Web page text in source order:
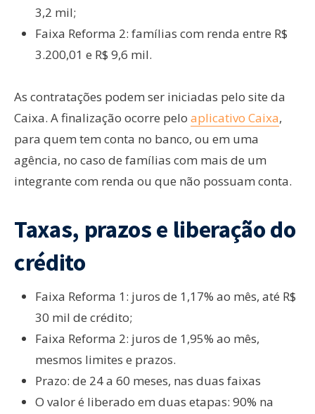
3,2 mil;
Faixa Reforma 2: famílias com renda entre R$
3.200,01 e R$ 9,6 mil.
As contratações podem ser iniciadas pelo site da
Caixa. A finalização ocorre pelo aplicativo Caixa,
para quem tem conta no banco, ou em uma
agência, no caso de famílias com mais de um
integrante com renda ou que não possuam conta.
Taxas, prazos e liberação do
crédito
Faixa Reforma 1: juros de 1,17% ao mês, até R$
30 mil de crédito;
Faixa Reforma 2: juros de 1,95% ao mês,
mesmos limites e prazos.
Prazo: de 24 a 60 meses, nas duas faixas
O valor é liberado em duas etapas: 90% na